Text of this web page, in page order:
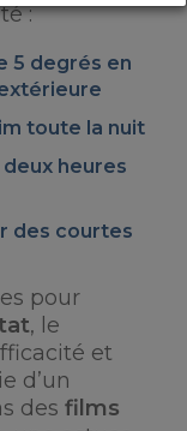
:
5 degrés en
toute la nuit
deux heures
des courtes
pour
, le
et
d’un
des films